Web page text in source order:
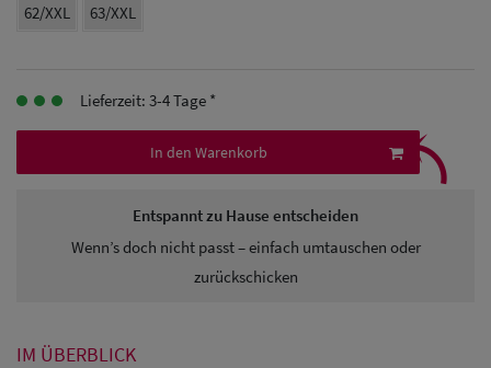
Baseball Cpas
Schutz Caps
62/XXL 63/XXL
Lieferzeit: 3-4 Tage *
In den Warenkorb
Entspannt zu Hause entscheiden
Wenn’s doch nicht passt – einfach umtauschen oder
zurückschicken
⤹
IM ÜBERBLICK